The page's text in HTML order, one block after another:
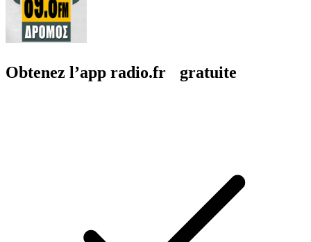
Obtenez l’app radio.fr gratuite